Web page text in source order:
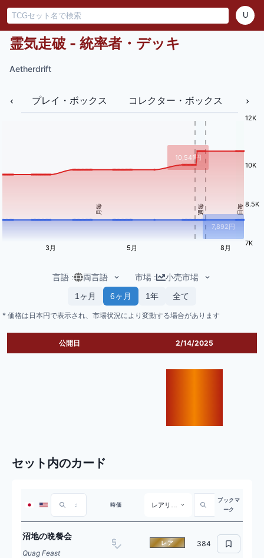
U
霊気走破 - 統率者・デッキ
Aetherdrift
プレイ・ボックス コレクター・ボックス バ
月毎 週毎 日毎
7K
8.5K
10K
12K
3月 5月 8月
7,892円
10,541円
言語 : 両言語 市場 :
小売市場
1ヶ月
6ヶ月 1年 全て
* 価格は日本円で表示され、市場状況により変動する場合があります
公開日 2/14/2025
セット内のカード
時価 レアリティ
ブックマ
ーク
沼地の晩餐会
Quag Feast
レア 384